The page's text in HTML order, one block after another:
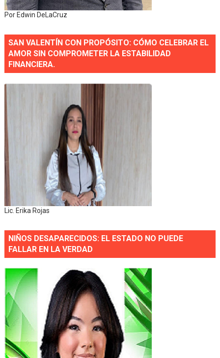
Por Edwin DeLaCruz
SAN VALENTÍN CON PROPÓSITO: CÓMO CELEBRAR EL
AMOR SIN COMPROMETER LA ESTABILIDAD
FINANCIERA.
Lic. Erika Rojas
NIÑOS DESAPARECIDOS: EL ESTADO NO PUEDE
FALLAR EN LA VERDAD